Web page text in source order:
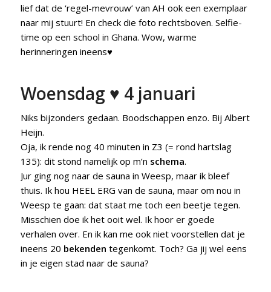
lief dat de ‘regel-mevrouw’ van AH ook een exemplaar
naar mij stuurt! En check die foto rechtsboven. Selfie-
time op een school in Ghana. Wow, warme
herinneringen ineens♥
Woensdag ♥ 4 januari
Niks bijzonders gedaan. Boodschappen enzo. Bij Albert
Heijn.
Oja, ik rende nog 40 minuten in Z3 (= rond hartslag
135): dit stond namelijk op m’n schema.
Jur ging nog naar de sauna in Weesp, maar ik bleef
thuis. Ik hou HEEL ERG van de sauna, maar om nou in
Weesp te gaan: dat staat me toch een beetje tegen.
Misschien doe ik het ooit wel. Ik hoor er goede
verhalen over. En ik kan me ook niet voorstellen dat je
ineens 20 bekenden tegenkomt. Toch? Ga jij wel eens
in je eigen stad naar de sauna?